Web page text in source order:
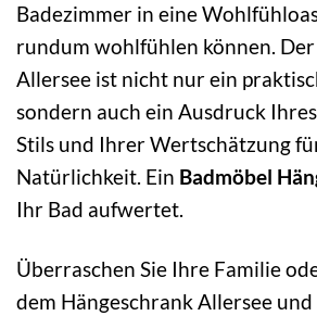
Badezimmer in eine
rundum wohlfühlen können.
Allersee ist nicht nur ein
sondern auch ein Ausdruck
Stils und Ihrer Wertschätzung
Natürlichkeit. Ein Badmöbel
Ihr Bad aufwertet.
Überraschen Sie Ihre Familie
dem Hängeschrank Allersee und